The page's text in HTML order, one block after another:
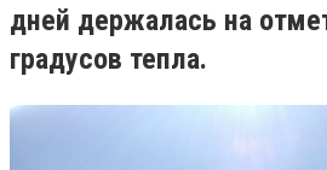
дней держалась на
градусов тепла.